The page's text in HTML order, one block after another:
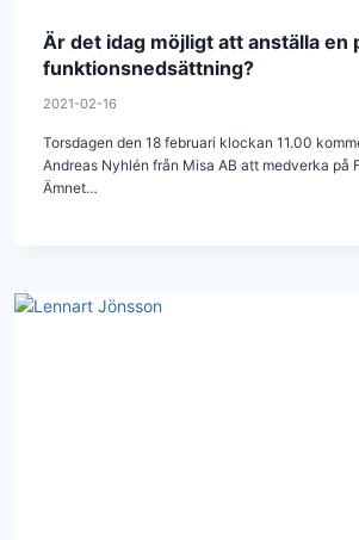
Är det idag möjligt att anställa en
funktionsnedsättning?
2021-02-16
Torsdagen den 18 februari klockan 11.00
Andreas Nyhlén från Misa AB att medverka på
Ämnet…